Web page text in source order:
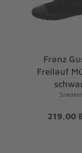
Franz
Freilauf
Sneaker
219,00